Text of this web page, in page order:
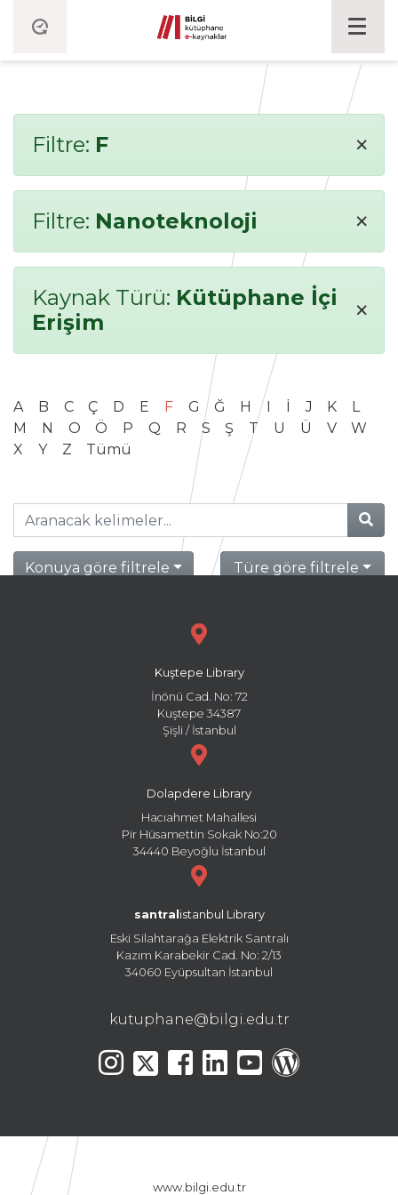
Filtre: F ×
Filtre: Nanoteknoloji ×
Kaynak Türü: Kütüphane İçi
Erişim
×
A B C Ç D E F G Ğ H I İ J K
L
M
N O Ö P Q R S Ş T U Ü V
W
X
Y Z Tümü
Konuya göre filtrele Türe göre filtrele
Kuştepe Library
İnönü Cad. No: 72
Kuştepe 34387
Şişli / İstanbul
Dolapdere Library
Hacıahmet Mahallesi
Pir Hüsamettin Sokak No:20
34440 Beyoğlu İstanbul
santral istanbul Library
Eski Silahtarağa Elektrik Santralı
Kazım Karabekir Cad. No: 2/13
34060 Eyüpsultan İstanbul
kutuphane@bilgi.edu.tr
www.bilgi.edu.tr